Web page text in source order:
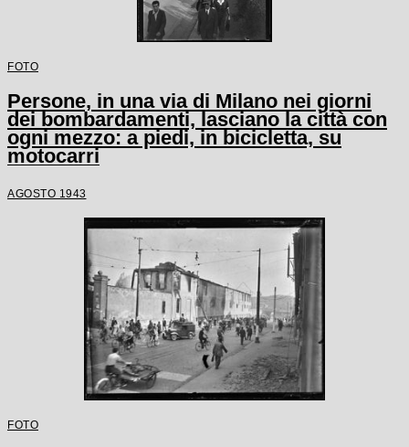
FOTO
Persone, in una via di Milano nei giorni
dei bombardamenti, lasciano la città con
ogni mezzo: a piedi, in bicicletta, su
motocarri
AGOSTO 1943
FOTO